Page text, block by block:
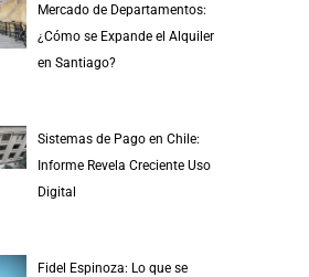
Mercado de Departamentos:
¿Cómo se Expande el Alquiler
en Santiago?
Sistemas de Pago en Chile:
Informe Revela Creciente Uso
Digital
Fidel Espinoza: Lo que se